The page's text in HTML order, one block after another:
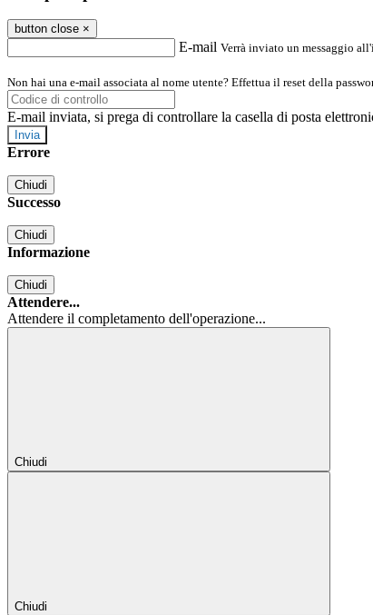
button close ×
E-mail Verrà inviato un messaggio
Non hai una e-mail associata al nome utente? Effettua il reset della
E-mail inviata, si prega di controllare la casella di posta
Errore
Chiudi
Successo
Chiudi
Informazione
Chiudi
Attendere...
Attendere il completamento dell'operazione...
Chiudi
Chiudi